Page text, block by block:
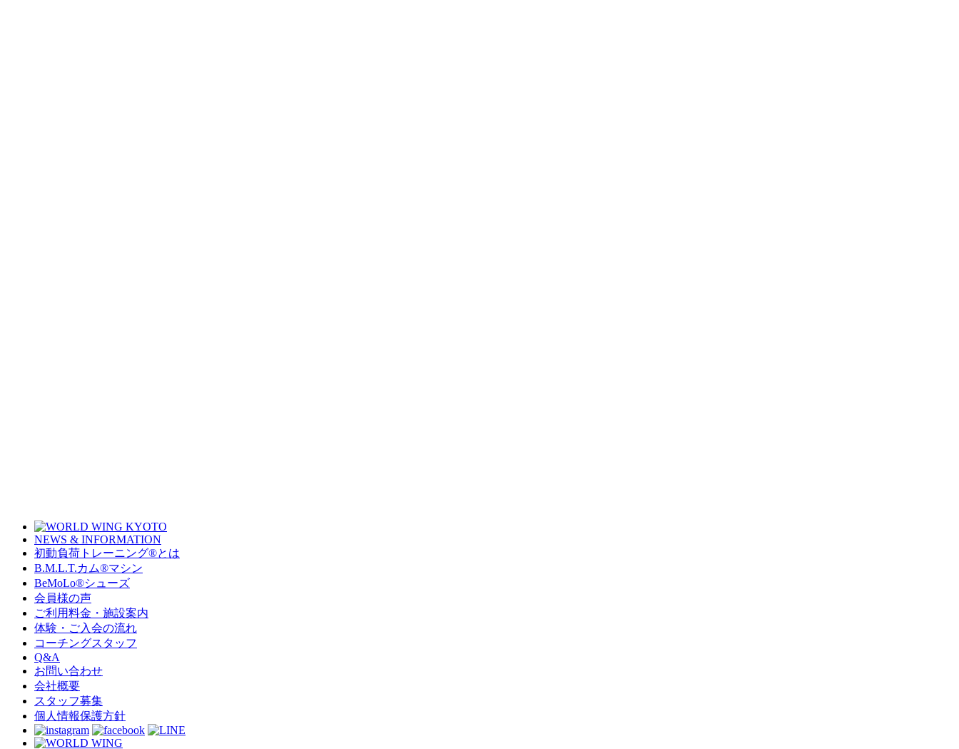
NEWS & INFORMATION
初動負荷トレーニング®とは
B.M.L.T.カム®マシン
BeMoLo®シューズ
会員様の声
ご利用料金・施設案内
体験・ご入会の流れ
コーチングスタッフ
Q&A
お問い合わせ
会社概要
スタッフ募集
個人情報保護方針